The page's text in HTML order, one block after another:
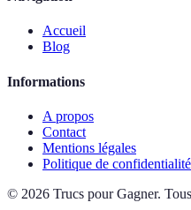
Accueil
Blog
Informations
A propos
Contact
Mentions légales
Politique de confidentialité
© 2026 Trucs pour Gagner.